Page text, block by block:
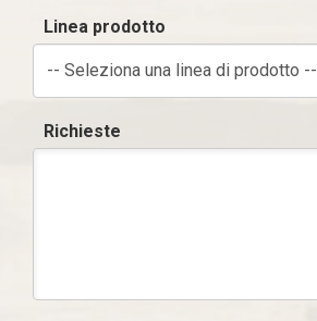
Linea prodotto
-- Seleziona una linea di prodotto --
Richieste